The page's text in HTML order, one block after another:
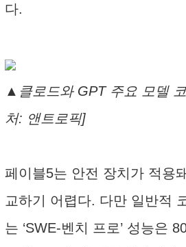
다.
▲클로드와 GPT 주요 모델
처: 앤트로픽]
페이블5는 안전 장치가 적용
교하기 어렵다. 다만 일반적
는 ‘SWE-벤치 프로’ 성능은